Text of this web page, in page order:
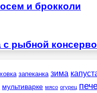
и брокколи
с рыбной
запеканка зима
мультиварке мясо огурец